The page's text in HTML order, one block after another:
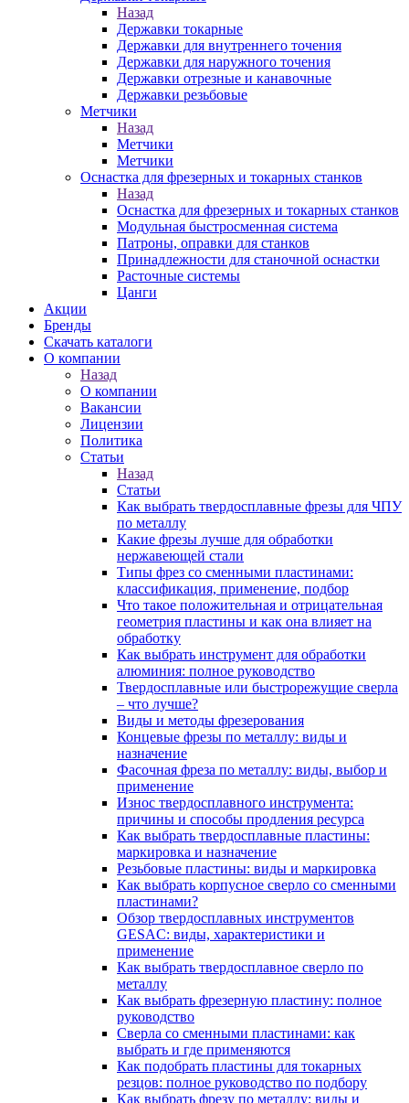
Назад
Державки токарные
Державки для внутреннего точения
Державки для наружного точения
Державки отрезные и канавочные
Державки резьбовые
Метчики
Назад
Метчики
Метчики
Оснастка для фрезерных и токарных станков
Назад
Оснастка для фрезерных и токарных станков
Модульная быстросменная система
Патроны, оправки для станков
Принадлежности для станочной оснастки
Расточные системы
Цанги
Акции
Бренды
Скачать каталоги
О компании
Назад
О компании
Вакансии
Лицензии
Политика
Статьи
Назад
Статьи
Как выбрать твердосплавные фрезы для ЧПУ
по металлу
Какие фрезы лучше для обработки
нержавеющей стали
Типы фрез со сменными пластинами:
классификация, применение, подбор
Что такое положительная и отрицательная
геометрия пластины и как она влияет на
обработку
Как выбрать инструмент для обработки
алюминия: полное руководство
Твердосплавные или быстрорежущие сверла
– что лучше?
Виды и методы фрезерования
Концевые фрезы по металлу: виды и
назначение
Фасочная фреза по металлу: виды, выбор и
применение
Износ твердосплавного инструмента:
причины и способы продления ресурса
Как выбрать твердосплавные пластины:
маркировка и назначение
Резьбовые пластины: виды и маркировка
Как выбрать корпусное сверло со сменными
пластинами?
Обзор твердосплавных инструментов
GESAC: виды, характеристики и
применение
Как выбрать твердосплавное сверло по
металлу
Как выбрать фрезерную пластину: полное
руководство
Сверла со сменными пластинами: как
выбрать и где применяются
Как подобрать пластины для токарных
резцов: полное руководство по подбору
Как выбрать фрезу по металлу: виды и